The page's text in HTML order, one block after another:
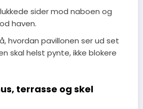
sider mod naboen og
haven.
hvordan pavillonen ser ud set
skal helst pynte, ikke blokere
terrasse og skel